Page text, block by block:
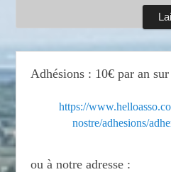
Adhésions : 10€ par an
https://
nostre/adhesions/
ou à notre adresse :